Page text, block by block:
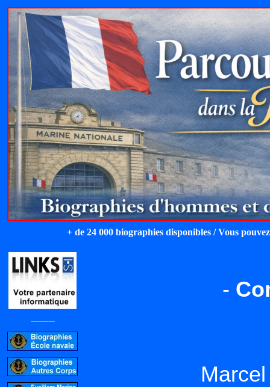
+ de 24 000 biographies disponibles / Vous
--------
-